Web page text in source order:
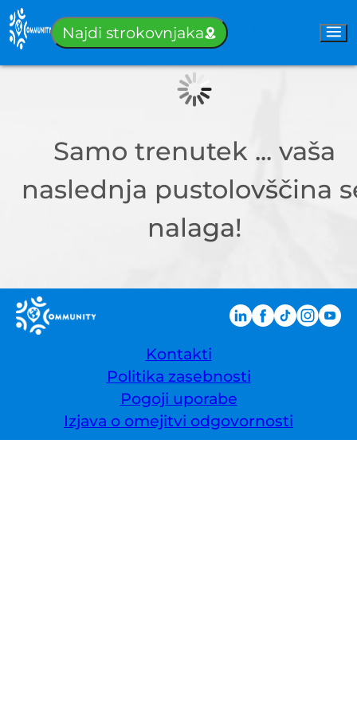
Najdi strokovnjaka
Samo trenutek ... vaša
naslednja pustolovščina
nalaga!
Kontakti
Politika zasebnosti
Pogoji uporabe
Izjava o omejitvi odgovornosti